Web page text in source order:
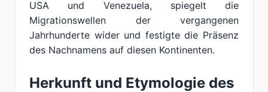
USA und Venezuela, spiegelt die
Migrationswellen der vergangenen
Jahrhunderte wider und festigte die Präsenz
des Nachnamens auf diesen Kontinenten.
Herkunft und Etymologie des